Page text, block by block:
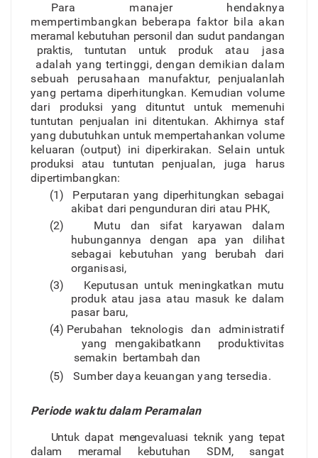
Para manajer hendaknya
mempertimbangkan beberapa faktor bil a akan
merama kebutuhan personi dan sudut pandangan
praktis, tuntutan untuk produk atau jasa
adalah yang tertinggi,dengandemikian dalam
sebuah perusahaan manufaktur, penjualanlah
yang pertama diperhitungkan. Kemudian volume
dari produksi yang dituntut untuk
memenuhi
tuntutan penjualan ini ditentukan. Akhirnya staf
yang dubutuhkan untuk mempertahankanvolume
keluaran (output) ini diperkirakan. Selain untuk
produksi atau tuntutan penjualan, juga harus
dipertimbangkan:
(1) Perputaran yang diperhitungkan sebagai
akibat dari pengunduran diri atau PHK,
(2) Mutu dan sifat karyawan dalam
hubungannyadengan apayan dilihat
sebagai kebutuhan yang berubah dari
organisasi,
(3) Keputusan untuk meningkatkan mutu
produk atau jasa atau masuk ke dalam
pasar baru,
(4) Perubahan teknologis dan administratif
yang mengakibatkann produktivitas
semakin bertambah dan
(5) Sumber daya keuangan yang tersedia.
Periode waktu dalam Peramalan
Untuk dapat mengevaluasi teknik yang tepat
dalam meramal kebutuhan SDM,sangat